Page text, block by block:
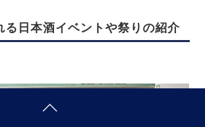
る日本酒イベントや祭りの紹介